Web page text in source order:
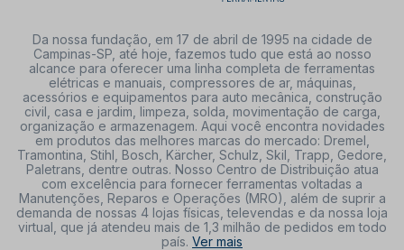
Da nossa fundação, em 17 de abril de 1995 na cidade de
Campinas-SP, até hoje, fazemos tudo que está ao nosso
alcance para oferecer uma linha completa de ferramentas
elétricas e manuais, compressores de ar, máquinas,
acessórios e equipamentos para auto mecânica, construção
civil, casa e jardim, limpeza, solda, movimentação de carga,
organização e armazenagem. Aqui você encontra novidades
em produtos das melhores marcas do mercado: Dremel,
Tramontina, Stihl, Bosch, Kärcher, Schulz, Skil, Trapp, Gedore,
Paletrans, dentre outras. Nosso Centro de Distribuição atua
com excelência para fornecer ferramentas voltadas a
Manutenções, Reparos e Operações (MRO), além de suprir a
demanda de nossas 4 lojas físicas, televendas e da nossa loja
virtual, que já atendeu mais de 1,3 milhão de pedidos em todo
país. Ver mais